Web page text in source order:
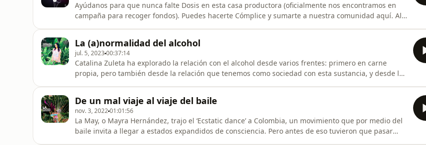
Ayúdanos para que nunca falte Dosis en esta casa productora (oficialmente nos encontramos en
campaña para recoger fondos). Puedes hacerte Cómplice y sumarte a nuestra comunidad ⁠⁠aquí.⁠⁠ Al
ayudar a la conse
La (a)normalidad del alcohol
jul. 5, 202300:37:14
Catalina Zuleta ha explorado la relación con el alcohol desde varios frentes: primero en carne
propia, pero también desde la relación que tenemos como sociedad con esta sustancia, y desde la
comunidad de Cómplic
De un mal viaje al viaje del baile
nov. 3, 202201:01:56
La May, o Mayra Hernández, trajo el ‘Ecstatic dance’ a Colombia, un movimiento que por medio del
baile invita a llegar a estados expandidos de consciencia. Pero antes de eso tuvieron que pasar